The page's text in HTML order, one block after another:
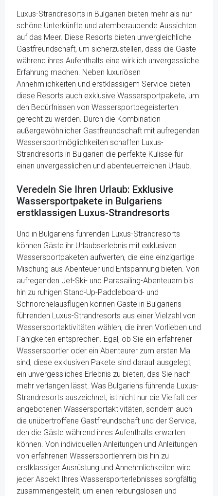
Luxus-Strandresorts in Bulgarien bieten mehr als nur
schöne Unterkünfte und atemberaubende Aussichten
auf das Meer. Diese Resorts bieten unvergleichliche
Gastfreundschaft, um sicherzustellen, dass die Gäste
während ihres Aufenthalts eine wirklich unvergessliche
Erfahrung machen. Neben luxuriösen
Annehmlichkeiten und erstklassigem Service bieten
diese Resorts auch exklusive Wassersportpakete, um
den Bedürfnissen von Wassersportbegeisterten
gerecht zu werden. Durch die Kombination
außergewöhnlicher Gastfreundschaft mit aufregenden
Wassersportmöglichkeiten schaffen Luxus-
Strandresorts in Bulgarien die perfekte Kulisse für
einen unvergesslichen und abenteuerreichen Urlaub.
Veredeln Sie Ihren Urlaub: Exklusive
Wassersportpakete in Bulgariens
erstklassigen Luxus-Strandresorts
Und in Bulgariens führenden Luxus-Strandresorts
können Gäste ihr Urlaubserlebnis mit exklusiven
Wassersportpaketen aufwerten, die eine einzigartige
Mischung aus Abenteuer und Entspannung bieten. Von
aufregenden Jet-Ski- und Parasailing-Abenteuern bis
hin zu ruhigen Stand-Up-Paddleboard- und
Schnorchelausflügen können Gäste in Bulgariens
führenden Luxus-Strandresorts aus einer Vielzahl von
Wassersportaktivitäten wählen, die ihren Vorlieben und
Fähigkeiten entsprechen. Egal, ob Sie ein erfahrener
Wassersportler oder ein Abenteurer zum ersten Mal
sind, diese exklusiven Pakete sind darauf ausgelegt,
ein unvergessliches Erlebnis zu bieten, das Sie nach
mehr verlangen lässt. Was Bulgariens führende Luxus-
Strandresorts auszeichnet, ist nicht nur die Vielfalt der
angebotenen Wassersportaktivitäten, sondern auch
die unübertroffene Gastfreundschaft und der Service,
den die Gäste während ihres Aufenthalts erwarten
können. Von individuellen Anleitungen und Anleitungen
von erfahrenen Wassersportlehrern bis hin zu
erstklassiger Ausrüstung und Annehmlichkeiten wird
jeder Aspekt Ihres Wassersporterlebnisses sorgfältig
zusammengestellt, um einen reibungslosen und